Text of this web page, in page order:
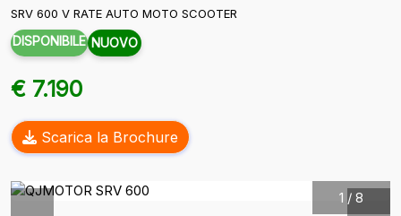
SRV 600 V RATE AUTO MOTO SCOOTER
DISPONIBILE NUOVO
€ 7.190
Scarica la Brochure
1 / 8